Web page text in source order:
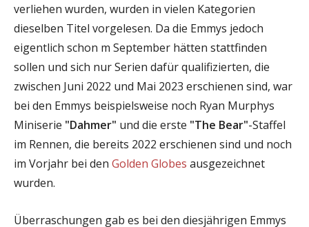
verliehen wurden, wurden in vielen Kategorien
dieselben Titel vorgelesen. Da die Emmys jedoch
eigentlich schon m September hätten stattfinden
sollen und sich nur Serien dafür qualifizierten, die
zwischen Juni 2022 und Mai 2023 erschienen sind, war
bei den Emmys beispielsweise noch Ryan Murphys
Miniserie "Dahmer" und die erste "The Bear"-Staffel
im Rennen, die bereits 2022 erschienen sind und noch
im Vorjahr bei den Golden Globes ausgezeichnet
wurden.
Überraschungen gab es bei den diesjährigen Emmys